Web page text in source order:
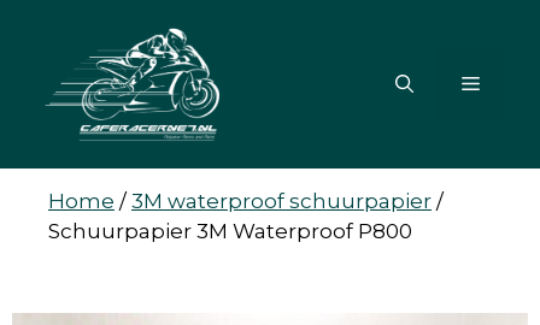
inhoud
MENU
Home /3M waterproof schuurpapier /
Schuurpapier 3M Waterproof P800